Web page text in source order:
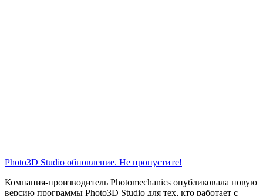
Photo3D Studio обновление. Не пропустите!
Компания-производитель Photomechanics опубликовала новую
версию программы Photo3D Studio для тех, кто работает с